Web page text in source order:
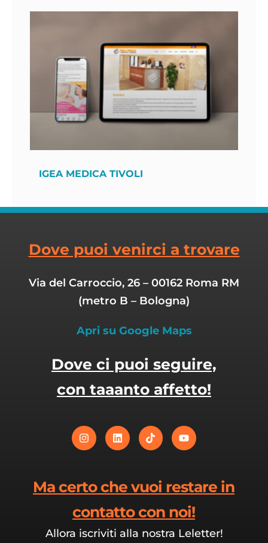
IGEA MEDICA TIVOLI
Dove puoi venirci a trovare
Via del Carroccio, 26 – 00162 Roma RM
(metro B – Bologna)
Apri su Google Maps
Dove ci puoi seguire,
con taaanto affetto!
Ma certo che vuoi restare in
contatto con noi!
Allora iscriviti alla nostra Leletter!